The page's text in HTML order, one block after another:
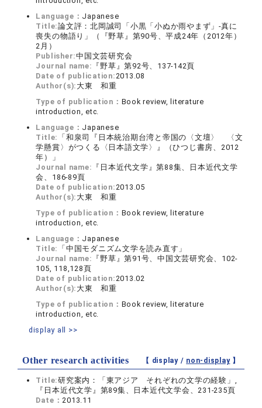
Language： Japanese
Title:論文評：北岡誠司「小黒「小ぬか雨やまず」‐真に
喪失の物語り」（『野草』第90号、平成24年（2012年）
2月）
Publisher:中国文芸研究会
Journal name: 『野草』第92号、137-142頁
Date of publication:2013.08
Author(s): 大東 和重
Type of publication： Book review, literature
introduction, etc.
Language： Japanese
Title: 「和泉司『日本統治期台湾と帝国の〈文壇〉 〈文
学懸賞〉がつくる〈日本語文学〉』（ひつじ書房、2012
年）」
Journal name: 『日本近代文学』第88集、日本近代文学
会、186-89頁
Date of publication:2013.05
Author(s): 大東 和重
Type of publication： Book review, literature
introduction, etc.
Language： Japanese
Title: 「中国モダニズム文学を読み直す」
Journal name: 『野草』第91号、中国文芸研究会、102-
105, 118,128頁
Date of publication:2013.02
Author(s): 大東 和重
Type of publication： Book review, literature
introduction, etc.
display all >>
Other research activities 【 display / non-display】
Title:研究案内：「東アジア それぞれの文学の経験」,
『日本近代文学』第89集、日本近代文学会、231-235頁
Date：2013.11